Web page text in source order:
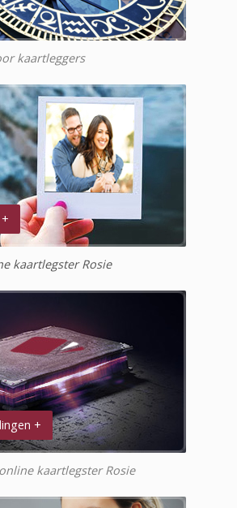
kaartleggers
kaartlegster Rosie
+
kaartlegster Rosie